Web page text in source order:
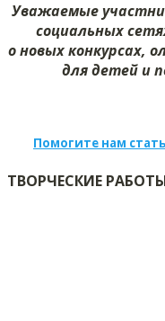
Уважаемые
социальных
о новых конкурсах,
для детей и
Помогите нам
ТВОРЧЕСКИЕ